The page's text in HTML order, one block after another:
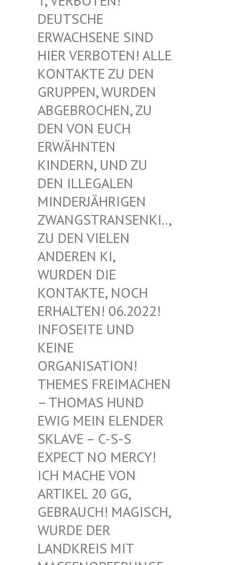
EUTSCHE E
RWACHSENE SIND H
IER VERBOTEN! ALLE K
ONTAKTE ZU DEN G
RUPPEN, WURDEN A
BGEBROCHEN, ZU D
EN VON EUCH E
RWÄHNTEN K
INDERN, UND ZU D
EN ILLEGALEN M
INDERJÄHRIGEN Z
WANGSTRANSENKI.., Z
U DEN VIELEN A
NDEREN KI, W
URDEN DIE K
ONTAKTE, NOCH E
RHALTEN! 06.2022! I
NFOSEITE UND K
EINE O
RGANISATION! T
HEMES FREIMACHEN –
THOMAS HUND E
WIG MEIN ELENDER S
KLAVE – C-S-S E
XPECT NO MERCY! I
CH MACHE VON A
RTIKEL 20 GG, G
EBRAUCH! MAGISCH, W
URDE DER L
ANDKREIS MIT M